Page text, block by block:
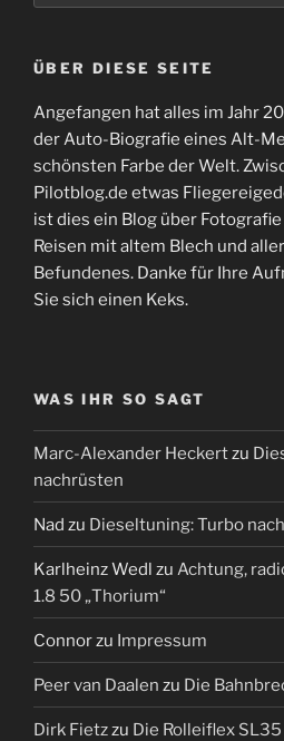
ÜBER DIESE SEITE
Angefangen hat alles im Jahr
der Auto-Biografie eines Alt-
schönsten Farbe der Welt.
Pilotblog.de etwas
ist dies ein Blog über
Reisen mit altem Blech und
Befundenes. Danke für Ihre
Sie sich einen Keks.
WAS IHR SO SAGT
Marc-Alexander Heckertzu
nachrüsten
Nad zu Dieseltuning: Turbo
Karlheinz Wedl zu Achtung,
1.8 50 „Thorium“
Connorzu Impressum
Peer van Daalen zu Die
Dirk Fietzzu Die Rolleiflex